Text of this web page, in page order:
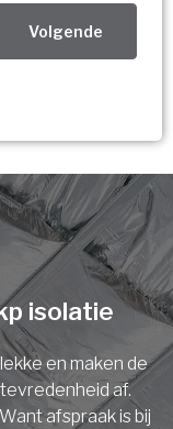
Volgende
voor
nu direct uw
isolatie
en maken de
af.
afspraak is bij